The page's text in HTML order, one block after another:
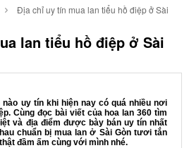
Địa chỉ uy tín mua lan tiểu hồ điệp ở Sài
lan tiểu hồ điệp ở Sài
uy tín khi hiện nay có quá nhiều nơi
Cùng đọc bài viết của hoa lan 360 tìm
và địa điểm được bày bán uy tín nhất
chuẩn bị mua lan ở Sài Gòn tươi tắn
đầm ấm cùng với mình nhé.